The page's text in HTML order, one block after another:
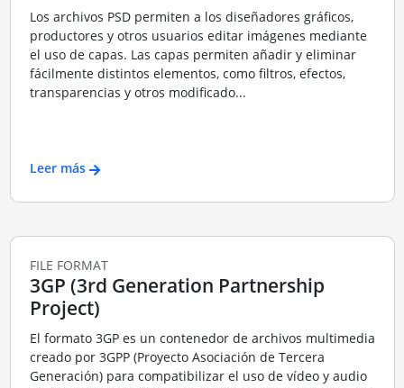
Los archivos PSD permiten a los diseñadores gráficos,
productores y otros usuarios editar imágenes mediante
el uso de capas. Las capas permiten añadir y eliminar
fácilmente distintos elementos, como filtros, efectos,
transparencias y otros modificado...
Leer más
FILE FORMAT
3GP (3rd Generation Partnership
Project)
El formato 3GP es un contenedor de archivos multimedia
creado por 3GPP (Proyecto Asociación de Tercera
Generación) para compatibilizar el uso de vídeo y audio